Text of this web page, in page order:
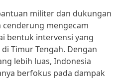
militer dan dukungan
cenderung mengecam
bentuk intervensi yang
Timur Tengah. Dengan
lebih luas, Indonesia
berfokus pada dampak